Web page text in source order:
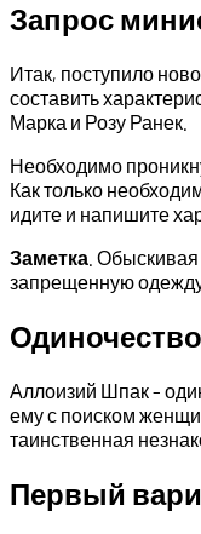
Запрос
Итак, поступило
составить
Марка и Розу Ранек.
Необходимо
Как только
идите и напишите
Заметка .
запрещенную
Аллоизий Шпак –
ему с поиском
таинственная
Первый